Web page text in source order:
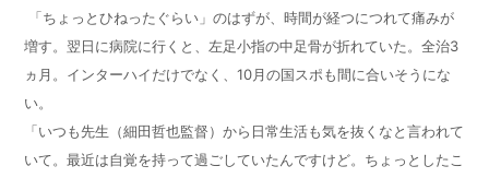
「ちょっとひねったぐらい」のはずが、時間が経つにつれて痛みが
増す。翌日に病院に行くと、左足小指の中足骨が折れていた。全治3
ヵ月。インターハイだけでなく、10月の国スポも間に合いそうにな
い。
「いつも先生（細田哲也監督）から日常生活も気を抜くなと言われて
いて。最近は自覚を持って過ごしていたんですけど。ちょっとしたこ